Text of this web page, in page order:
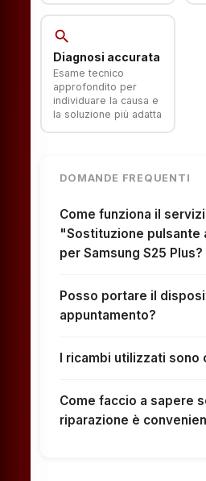
search
Diagnosi accurata
Esame tecnico
approfondito per
individuare la causa e
la soluzione più adatta
DOMANDE FREQUENTI
Come funziona il
"Sostituzione pulsante
per Samsung S25 Plus?
Posso portare il
appuntamento?
I ricambi utilizzati sono
Come faccio a sapere
riparazione è